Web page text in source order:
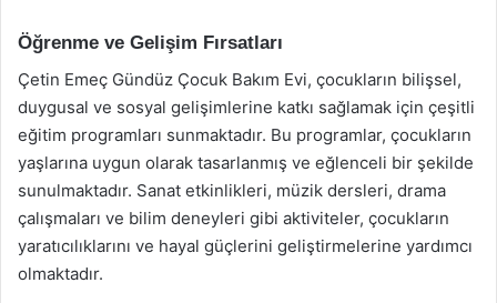
Öğrenme ve Gelişim Fırsatları
Çetin Emeç Gündüz Çocuk Bakım Evi, çocukların bilişsel,
duygusal ve sosyal gelişimlerine katkı sağlamak için çeşitli
eğitim programları sunmaktadır. Bu programlar, çocukların
yaşlarına uygun olarak tasarlanmış ve eğlenceli bir şekilde
sunulmaktadır. Sanat etkinlikleri, müzik dersleri, drama
çalışmaları ve bilim deneyleri gibi aktiviteler, çocukların
yaratıcılıklarını ve hayal güçlerini geliştirmelerine yardımcı
olmaktadır.